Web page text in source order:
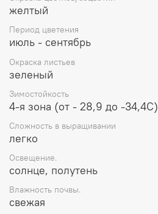
желтый
Период цветения
июль - сентябрь
Окраска листьев
зеленый
Зимостойкость
4-я зона (от - 28,9 до -34,4С)
Сложность в выращивании
легко
Освещение.
солнце, полутень
Влажность почвы.
свежая